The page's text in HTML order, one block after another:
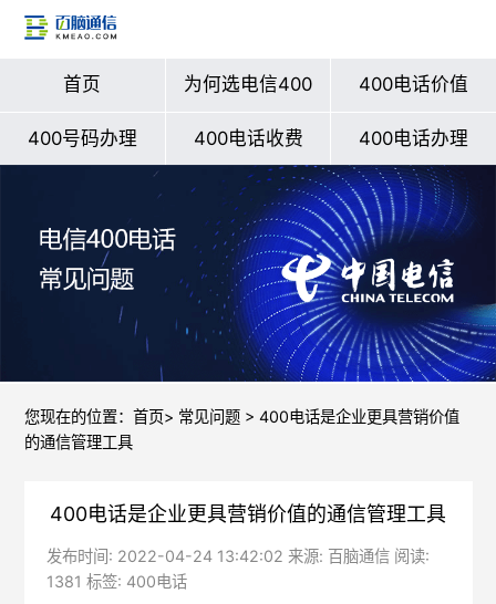
首页 为何选电信400 400电话价值
400号码办理 400电话收费 400电话办理
您现在的位置： 首页> 常见问题> 400电话是企业更具营销价值
的通信管理工具
400电话是企业更具营销价值的通信管理工具
发布时间: 2022-04-24 13:42:02 来源: 百脑通信 阅读:
1381 标签: 400电话